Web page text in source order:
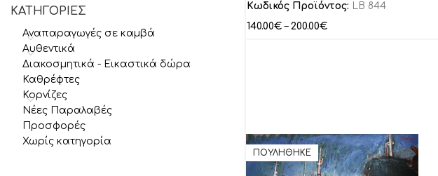
Γύζης Νικόλαος
Θεόφιλος
Ιακωβίδης Γεώργιος
Ιάσων
Καγιάς Αλέξανδρος
Καλύβας Γιώργος
ΚΑΤΗΓΟΡΙΕΣ
Αναπαραγωγές σε καμβά
Αυθεντικά
Διακοσμητικά - Εικαστικά δώρα
Καθρέφτες
Κορνίζες
Νέες Παραλαβές
Προσφορές
Χωρίς κατηγορία
Κωδικός Προϊόντος: LB 844
140.00€ – 200.00€
ΠΟΥΛΗΘΗΚΕ